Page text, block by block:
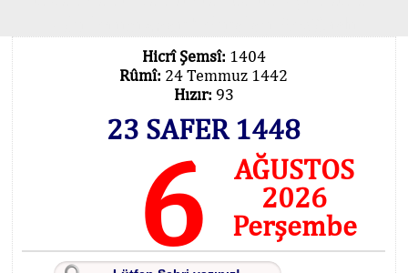
Hicrî Şemsî: 1404
Rûmî: 24 Temmuz 1442
Hızır: 93
23 SAFER 1448
6
AĞUSTOS
2026
Perşembe